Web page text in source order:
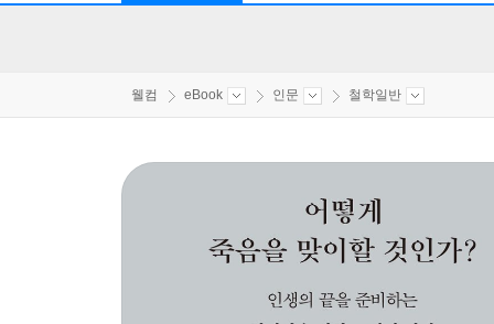
웰컴 eBook 인문 철학일반